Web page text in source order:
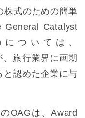
株式のための簡単
General Catalyst
については、
旅行業界に画期
と認めた企業に与
OAGは、Award